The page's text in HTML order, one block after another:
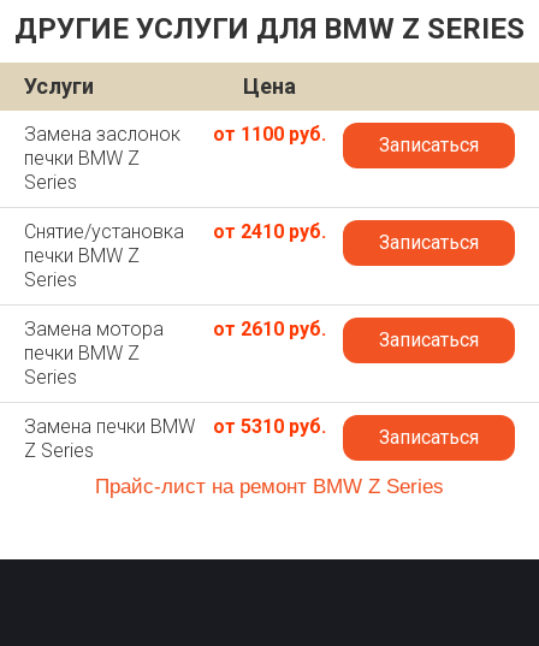
ДРУГИЕ УСЛУГИ ДЛЯ BMW Z SERIES
Услуги Цена
Замена заслонок
печки BMW Z
Series
от 1100 руб. Записаться
Снятие/установка
печки BMW Z
Series
от 2410 руб. Записаться
Замена мотора
печки BMW Z
Series
от 2610 руб. Записаться
Замена печки BMW
Z Series
от 5310 руб. Записаться
Прайс-лист на ремонт BMW Z Series